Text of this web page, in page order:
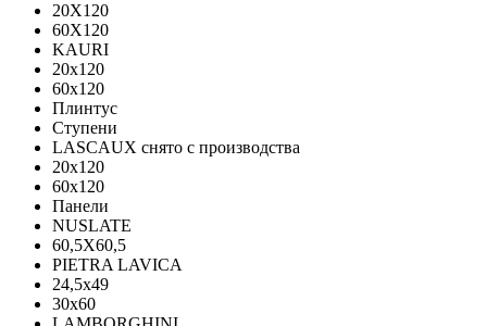
20X120
60X120
KAURI
20x120
60x120
Плинтус
Ступени
LASCAUX снято с производства
20x120
60x120
Панели
NUSLATE
60,5X60,5
PIETRA LAVICA
24,5x49
30x60